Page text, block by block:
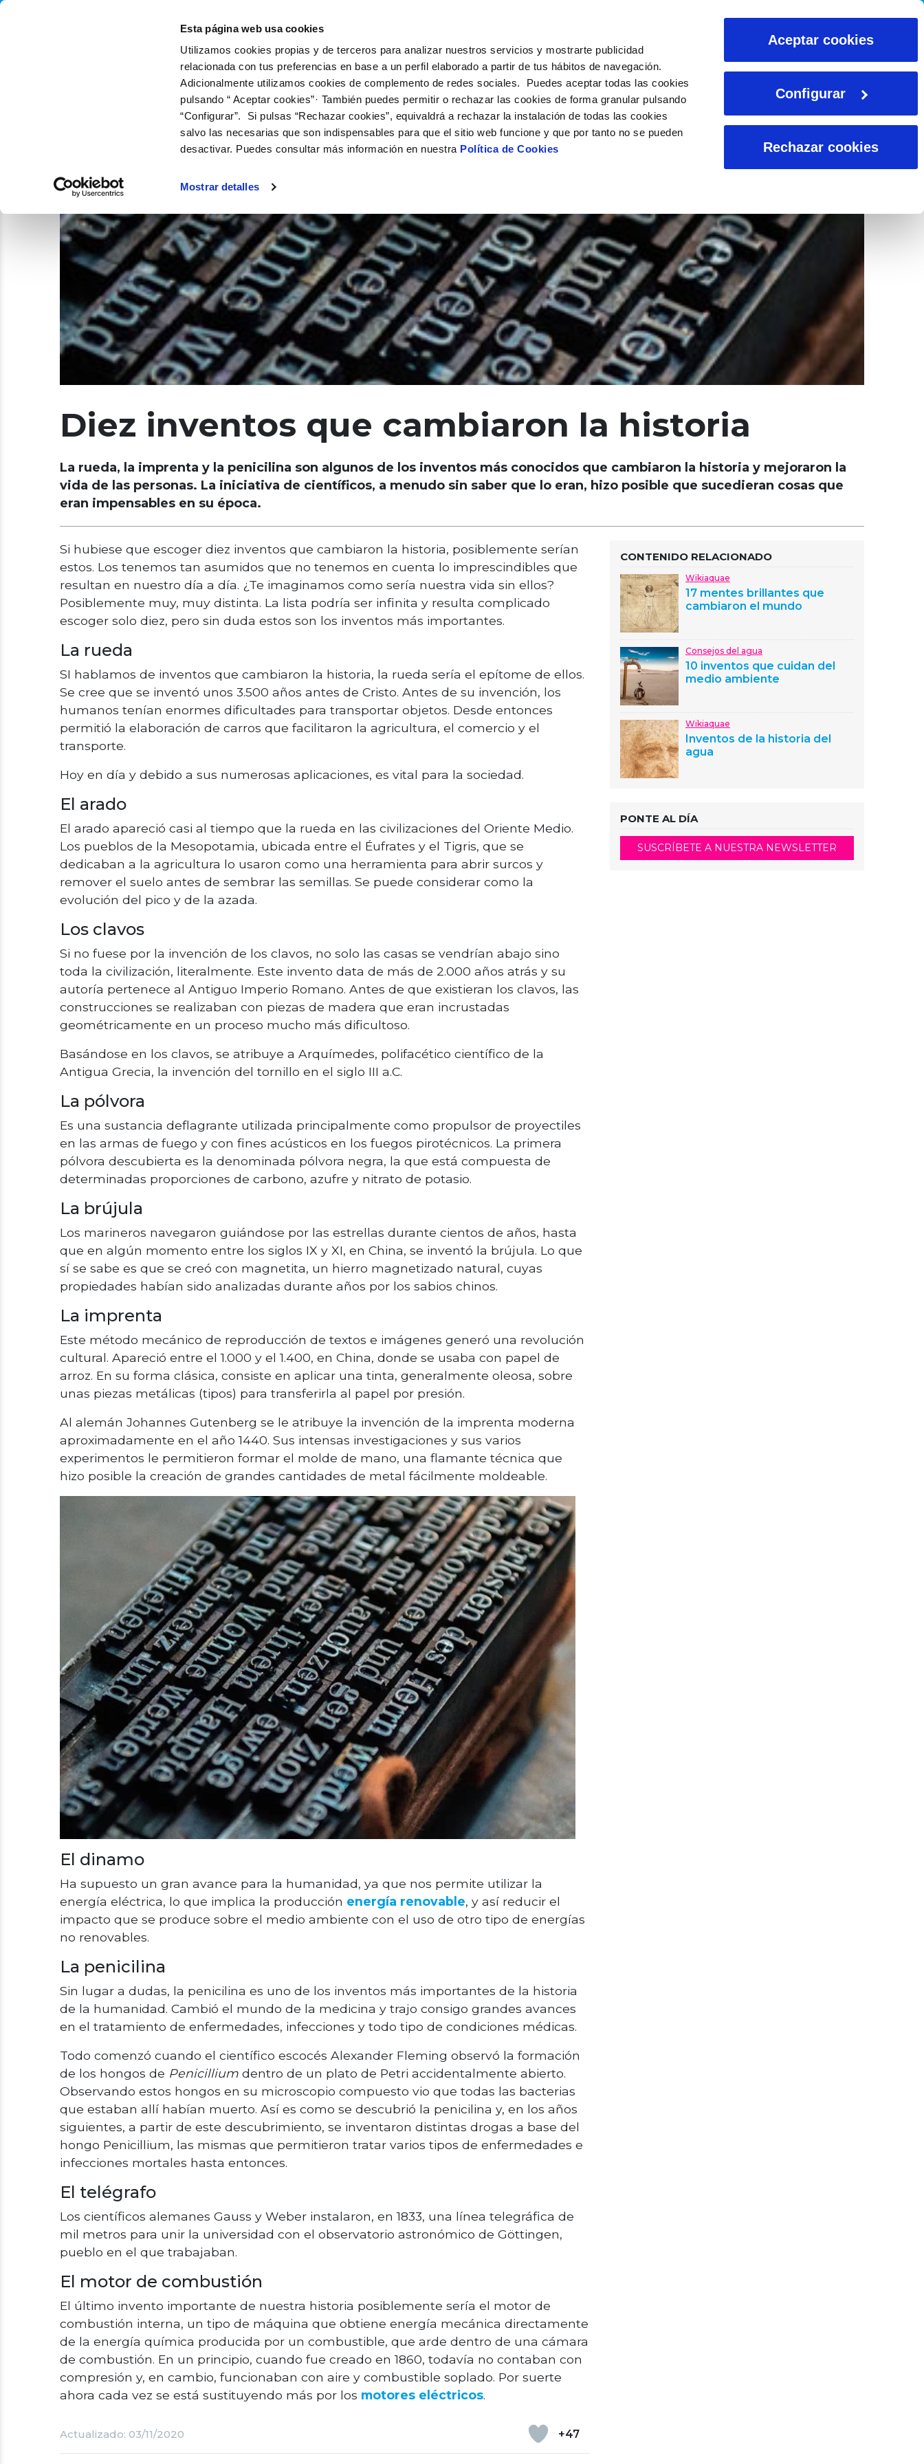
Esta página web usa cookies
Utilizamos cookies propias y de terceros para analizar nuestros servicios y mostrarte publicidad
relacionada con tus preferencias en base a un perfil elaborado a partir de tus hábitos de navegación.
Adicionalmente utilizamos cookies de complemento de redes sociales. Puedes aceptar todas las cookies
pulsando “ Aceptar cookies”· También puedes permitir o rechazar las cookies de forma granular pulsando
“Configurar”. Si pulsas “Rechazar cookies”, equivaldrá a rechazar la instalación de todas las cookies
salvo las necesarias que son indispensables para que el sitio web funcione y que por tanto no se pueden
desactivar. Puedes consultar más información en nuestra Política de Cookies
Mostrar detalles
Aceptar cookies
Configurar
Rechazar cookies
QUIÉNES SOMOS QUÉ HACEMOS
Diez inventos que cambiaron la historia
La rueda, la imprenta y la penicilina son algunos de los inventos más conocidos que cambiaron la historia y mejoraron la
vida de las personas. La iniciativa de científicos, a menudo sin saber que lo eran, hizo posible que sucedieran cosas que
eran impensables en su época.
Si hubiese que escoger diez inventos que cambiaron la historia, posiblemente serían
estos. Los tenemos tan asumidos que no tenemos en cuenta lo imprescindibles que
resultan en nuestro día a día. ¿Te imaginamos como sería nuestra vida sin ellos?
Posiblemente muy, muy distinta. La lista podría ser infinita y resulta complicado
escoger solo diez, pero sin duda estos son los inventos más importantes.
La rueda
SI hablamos de inventos que cambiaron la historia, la rueda sería el epítome de ellos.
Se cree que se inventó unos 3.500 años antes de Cristo. Antes de su invención, los
humanos tenían enormes dificultades para transportar objetos. Desde entonces
permitió la elaboración de carros que facilitaron la agricultura, el comercio y el
transporte.
Hoy en día y debido a sus numerosas aplicaciones, es vital para la sociedad.
El arado
El arado apareció casi al tiempo que la rueda en las civilizaciones del Oriente Medio.
Los pueblos de la Mesopotamia, ubicada entre el Éufrates y el Tigris, que se
dedicaban a la agricultura lo usaron como una herramienta para abrir surcos y
remover el suelo antes de sembrar las semillas. Se puede considerar como la
evolución del pico y de la azada.
Los clavos
Si no fuese por la invención de los clavos, no solo las casas se vendrían abajo sino
toda la civilización, literalmente. Este invento data de más de 2.000 años atrás y su
autoría pertenece al Antiguo Imperio Romano. Antes de que existieran los clavos, las
construcciones se realizaban con piezas de madera que eran incrustadas
geométricamente en un proceso mucho más dificultoso.
Basándose en los clavos, se atribuye a Arquímedes, polifacético científico de la
Antigua Grecia, la invención del tornillo en el siglo III a.C.
La pólvora
Es una sustancia deflagrante utilizada principalmente como propulsor de proyectiles
en las armas de fuego y con fines acústicos en los fuegos pirotécnicos. La primera
pólvora descubierta es la denominada pólvora negra, la que está compuesta de
determinadas proporciones de carbono, azufre y nitrato de potasio.
La brújula
Los marineros navegaron guiándose por las estrellas durante cientos de años, hasta
que en algún momento entre los siglos IX y XI, en China, se inventó la brújula. Lo que
sí se sabe es que se creó con magnetita, un hierro magnetizado natural, cuyas
propiedades habían sido analizadas durante años por los sabios chinos.
La imprenta
Este método mecánico de reproducción de textos e imágenes generó una revolución
cultural. Apareció entre el 1.000 y el 1.400, en China, donde se usaba con papel de
arroz. En su forma clásica, consiste en aplicar una tinta, generalmente oleosa, sobre
unas piezas metálicas (tipos) para transferirla al papel por presión.
Al alemán Johannes Gutenberg se le atribuye la invención de la imprenta moderna
aproximadamente en el año 1440. Sus intensas investigaciones y sus varios
experimentos le permitieron formar el molde de mano, una flamante técnica que
hizo posible la creación de grandes cantidades de metal fácilmente moldeable.
El dinamo
Ha supuesto un gran avance para la humanidad, ya que nos permite utilizar la
energía eléctrica, lo que implica la producción energía renovable, y así reducir el
impacto que se produce sobre el medio ambiente con el uso de otro tipo de energías
no renovables.
La penicilina
Sin lugar a dudas, la penicilina es uno de los inventos más importantes de la historia
de la humanidad. Cambió el mundo de la medicina y trajo consigo grandes avances
en el tratamiento de enfermedades, infecciones y todo tipo de condiciones médicas.
Todo comenzó cuando el científico escocés Alexander Fleming observó la formación
de los hongos de Penicillium dentro de un plato de Petri accidentalmente abierto.
Observando estos hongos en su microscopio compuesto vio que todas las bacterias
que estaban allí habían muerto. Así es como se descubrió la penicilina y, en los años
siguientes, a partir de este descubrimiento, se inventaron distintas drogas a base del
hongo Penicillium, las mismas que permitieron tratar varios tipos de enfermedades e
infecciones mortales hasta entonces.
El telégrafo
Los científicos alemanes Gauss y Weber instalaron, en 1833, una línea telegráfica de
mil metros para unir la universidad con el observatorio astronómico de Göttingen,
pueblo en el que trabajaban.
El motor de combustión
El último invento importante de nuestra historia posiblemente sería el motor de
combustión interna, un tipo de máquina que obtiene energía mecánica directamente
de la energía química producida por un combustible, que arde dentro de una cámara
de combustión. En un principio, cuando fue creado en 1860, todavía no contaban con
compresión y, en cambio, funcionaban con aire y combustible soplado. Por suerte
ahora cada vez se está sustituyendo más por los motores eléctricos.
+47
Actualizado: 03/11/2020
CONTENIDO RELACIONADO
Wikiaquae
17 mentes brillantes que
cambiaron el mundo
Consejos del agua
10 inventos que cuidan del
medio ambiente
Wikiaquae
Inventos de la historia del
agua
PONTE AL DÍA
SUSCRÍBETE A NUESTRA NEWSLETTER